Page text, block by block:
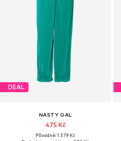
DEAL
NASTY GAL
475 Kč
Původně: 1 379 Kč